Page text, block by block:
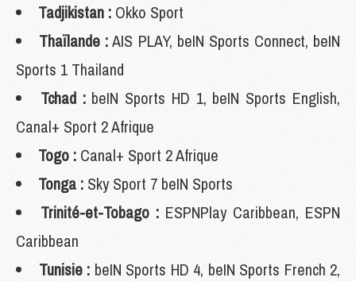
Tadjikistan : Okko Sport
Thaïlande :AIS PLAY, beIN Sports Connect, beIN
Sports 1 Thailand
Tchad :beIN Sports HD 1, beIN Sports English,
Canal+ Sport 2 Afrique
Togo : Canal+ Sport 2 Afrique
Tonga : Sky Sport 7 beIN Sports
Trinité-et-Tobago : ESPNPlay Caribbean, ESPN
Caribbean
Tunisie : beIN Sports HD 4, beIN Sports French 2,